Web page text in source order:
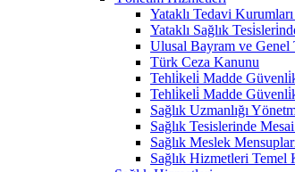
Yataklı Tedavi
Yataklı Sağlık
Ulusal Bayram ve Genel
Türk Ceza Kanunu
Tehli̇keli̇ Madde
Tehli̇keli̇ Madde
Sağlık Uzmanlığı
Sağlık Tesislerinde
Sağlık Meslek
Sağlık Hizmetleri Temel